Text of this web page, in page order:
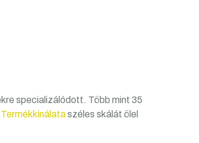
specializálódott. Több mint 35
Termékkínálataszéles skálát ölel